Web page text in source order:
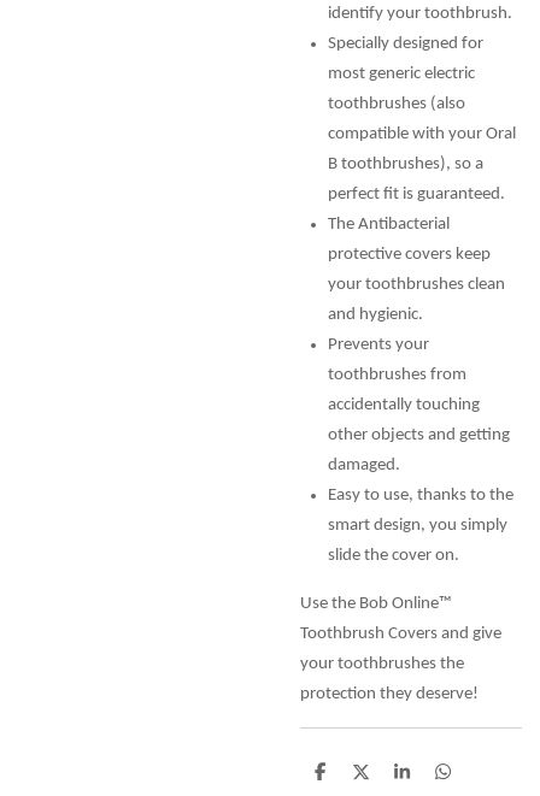
identify your toothbrush.
Specially designed for
most generic electric
toothbrushes (also
compatible with your Oral
B toothbrushes), so a
perfect fit is guaranteed.
The Antibacterial
protective covers keep
your toothbrushes clean
and hygienic.
Prevents your
toothbrushes from
accidentally touching
other objects and getting
damaged.
Easy to use, thanks to the
smart design, you simply
slide the cover on.
Use the Bob Online™
Toothbrush Covers and give
your toothbrushes the
protection they deserve!
D
D
S
D